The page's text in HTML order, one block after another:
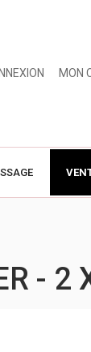
MON
- 2